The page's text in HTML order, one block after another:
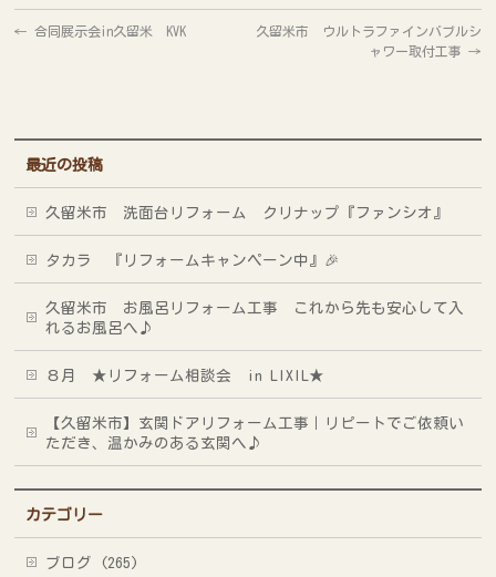
← 合同展示会in久留米 KVK
久留米市 ウルトラファインバブルシ
ャワー取付工事 →
最近の投稿
久留米市 洗面台リフォーム クリナップ『ファンシオ』
タカラ 『リフォームキャンペーン中』🎉
久留米市 お風呂リフォーム工事 これから先も安心して入
れるお風呂へ♪
８月 ★リフォーム相談会 in LIXIL★
【久留米市】玄関ドアリフォーム工事｜リピートでご依頼い
ただき、温かみのある玄関へ♪
カテゴリー
ブログ (265)